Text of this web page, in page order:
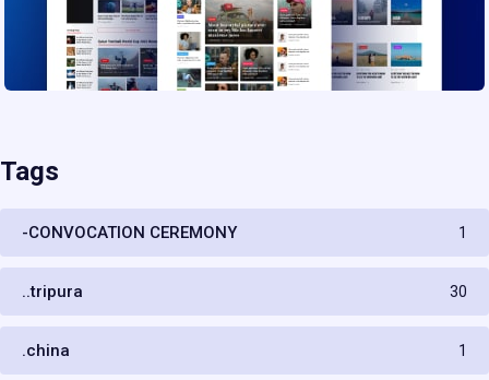
Tags
-CONVOCATION CEREMONY 1
..tripura 30
.china 1